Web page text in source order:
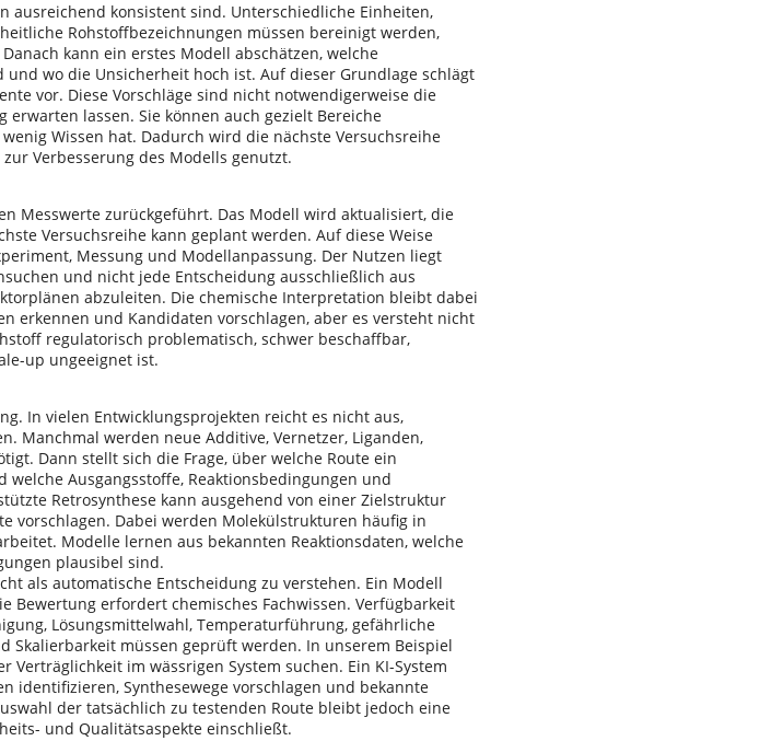
ausreichend konsistent sind. Unterschiedliche Einheiten,
Rohstoffbezeichnungen müssen bereinigt werden,
kann ein erstes Modell abschätzen, welche
wo die Unsicherheit hoch ist. Auf dieser Grundlage schlägt
vor. Diese Vorschläge sind nicht notwendigerweise die
erwarten lassen. Sie können auch gezielt Bereiche
Wissen hat. Dadurch wird die nächste Versuchsreihe
Verbesserung des Modells genutzt.
Messwerte zurückgeführt. Das Modell wird aktualisiert, die
Versuchsreihe kann geplant werden. Auf diese Weise
Messung und Modellanpassung. Der Nutzen liegt
und nicht jede Entscheidung ausschließlich aus
abzuleiten. Die chemische Interpretation bleibt dabei
erkennen und Kandidaten vorschlagen, aber es versteht nicht
regulatorisch problematisch, schwer beschaffbar,
up ungeeignet ist.
In vielen Entwicklungsprojekten reicht es nicht aus,
Manchmal werden neue Additive, Vernetzer, Liganden,
Dann stellt sich die Frage, über welche Route ein
Ausgangsstoffe, Reaktionsbedingungen und
Retrosynthese kann ausgehend von einer Zielstruktur
vorschlagen. Dabei werden Molekülstrukturen häufig in
Modelle lernen aus bekannten Reaktionsdaten, welche
plausibel sind.
als automatische Entscheidung zu verstehen. Ein Modell
Bewertung erfordert chemisches Fachwissen. Verfügbarkeit
Lösungsmittelwahl, Temperaturführung, gefährliche
Skalierbarkeit müssen geprüft werden. In unserem Beispiel
Verträglichkeit im wässrigen System suchen. Ein KI-System
identifizieren, Synthesewege vorschlagen und bekannte
der tatsächlich zu testenden Route bleibt jedoch eine
und Qualitätsaspekte einschließt.